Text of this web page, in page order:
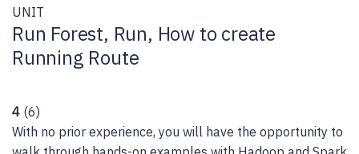
UNIT
Run Forest, Run, How to create
Running Route
4(6)
With no prior experience, you will have the opportunity to